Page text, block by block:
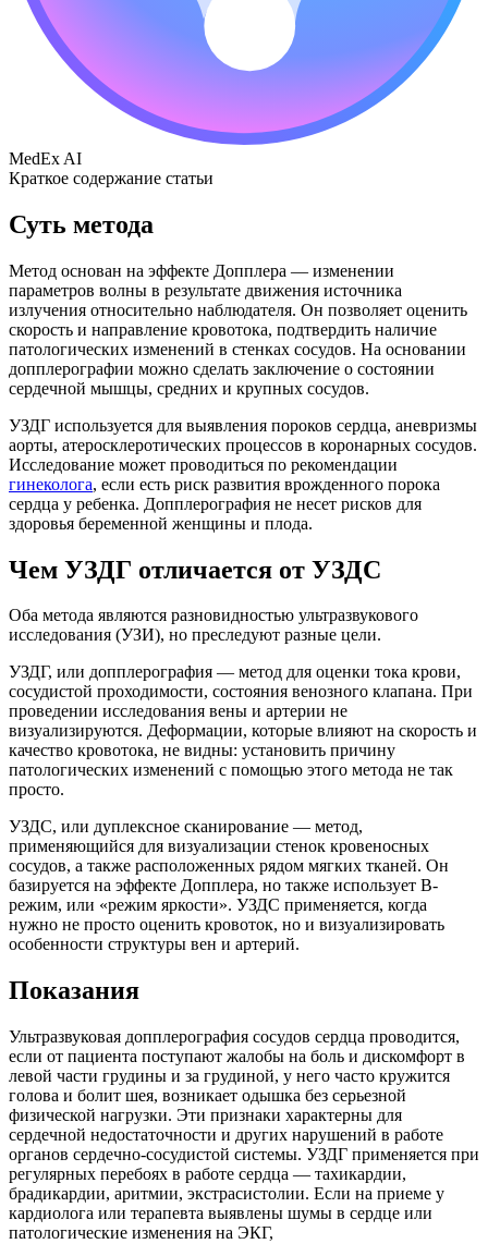
MedEx AI
Краткое содержание статьи
Суть метода
Метод основан на эффекте Допплера — изменении
параметров волны в результате движения источника
излучения относительно наблюдателя. Он позволяет оценить
скорость и направление кровотока, подтвердить наличие
патологических изменений в стенках сосудов. На основании
допплерографии можно сделать заключение о состоянии
сердечной мышцы, средних и крупных сосудов.
УЗДГ используется для выявления пороков сердца, аневризмы
аорты, атеросклеротических процессов в коронарных сосудов.
Исследование может проводиться по рекомендации
гинеколога, если есть риск развития врожденного порока
сердца у ребенка. Допплерография не несет рисков для
здоровья беременной женщины и плода.
Чем УЗДГ отличается от УЗДС
Оба метода являются разновидностью ультразвукового
исследования (УЗИ), но преследуют разные цели.
УЗДГ, или допплерография — метод для оценки тока крови,
сосудистой проходимости, состояния венозного клапана. При
проведении исследования вены и артерии не
визуализируются. Деформации, которые влияют на скорость и
качество кровотока, не видны: установить причину
патологических изменений с помощью этого метода не так
просто.
УЗДС, или дуплексное сканирование — метод,
применяющийся для визуализации стенок кровеносных
сосудов, а также расположенных рядом мягких тканей. Он
базируется на эффекте Допплера, но также использует В-
режим, или «режим яркости». УЗДС применяется, когда
нужно не просто оценить кровоток, но и визуализировать
особенности структуры вен и артерий.
Показания
Ультразвуковая допплерография сосудов сердца проводится,
если от пациента поступают жалобы на боль и дискомфорт в
левой части грудины и за грудиной, у него часто кружится
голова и болит шея, возникает одышка без серьезной
физической нагрузки. Эти признаки характерны для
сердечной недостаточности и других нарушений в работе
органов сердечно-сосудистой системы. УЗДГ применяется при
регулярных перебоях в работе сердца — тахикардии,
брадикардии, аритмии, экстрасистолии. Если на приеме у
кардиолога или терапевта выявлены шумы в сердце или
патологические изменения на ЭКГ,